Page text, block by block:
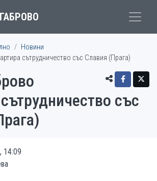
Новини
сътрудничество със Славия (Прага)
със
14:09